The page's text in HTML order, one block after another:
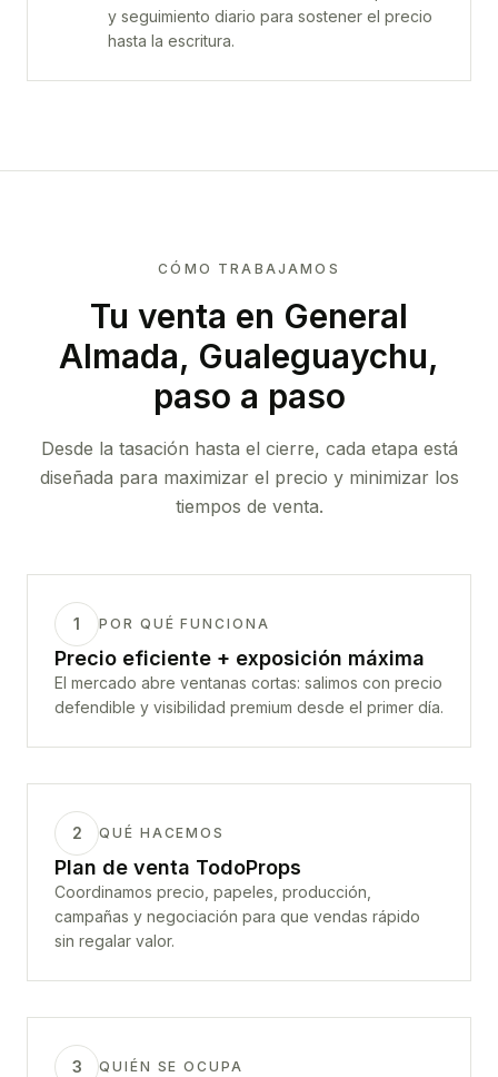
y seguimiento diario para sostener el precio
hasta la escritura.
CÓMO TRABAJAMOS
Tu venta en General
Almada, Gualeguaychu,
paso a paso
Desde la tasación hasta el cierre, cada etapa está
diseñada para maximizar el precio y minimizar los
tiempos de venta.
1 POR QUÉ FUNCIONA
Precio eficiente + exposición máxima
El mercado abre ventanas cortas: salimos con precio
defendible y visibilidad premium desde el primer día.
2 QUÉ HACEMOS
Plan de venta TodoProps
Coordinamos precio, papeles, producción,
campañas y negociación para que vendas rápido
sin regalar valor.
3 QUIÉN SE OCUPA